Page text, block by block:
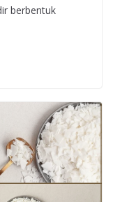
berbentuk